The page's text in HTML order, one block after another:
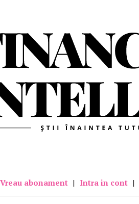
Vreau abonament | Intra in cont |